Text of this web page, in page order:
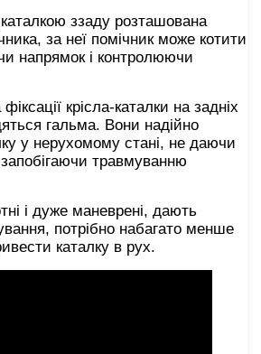
ззаду розташована
за неї помічник може котити
напрямок і контролюючи
крісла-каталки на задніх
гальма. Вони надійно
у нерухомому стані, не даючи
запобігаючи травмуванню
і дуже маневрені, дають
потрібно набагато менше
каталку в рух.